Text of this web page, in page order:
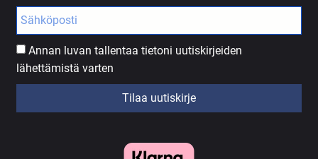
Annan luvan tallentaa tietoni uutiskirjeiden
lähettämistä varten
Tilaa uutiskirje